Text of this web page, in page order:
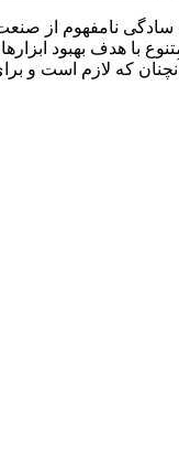
سادگی نامفهوم از
با هدف بهبود
که لازم است و